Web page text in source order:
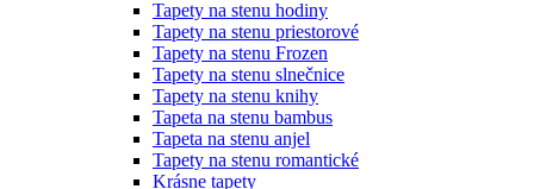
Tapety na stenu hodiny
Tapety na stenu priestorové
Tapety na stenu Frozen
Tapety na stenu slnečnice
Tapety na stenu knihy
Tapeta na stenu bambus
Tapeta na stenu anjel
Tapety na stenu romantické
Krásne tapety